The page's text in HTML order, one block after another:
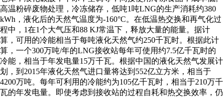
高温粉碎废物处理，冷冻储存，低吨1吨LNG的生产消耗约380
kWh，液化后的天然气温度为-160°C。在低温热交换和再气化过
程中，1在1个大气压和88 KJ常温下，释放大量的能量。据计
算，可用的冷能相当于每吨液化天然气约250千瓦时。根据此计
算，一个300万吨/年的LNG接收站每年可使用约7.5亿千瓦时的
冷能，相当于年发电量15万千瓦。根据中国的液化天然气发展计
划，到2015年液化天然气进口量将达到552亿立方米，相当于
4200万吨。每年可利用的冷能约为105亿千瓦时，相当于210万千
瓦的年发电量。即使考虑到接收站的过程自耗和热交换效率，仍